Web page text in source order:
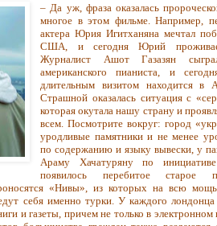
– Да уж, фраза оказалась
многое в этом фильме. Например,
актера Юрия Игитханяна мечтал
США, и сегодня Юрий
Журналист Ашот Газазян
американского пианиста, и
длительным визитом находится в
Страшной оказалась ситуация с
которая окутала нашу страну и
всем. Посмотрите вокруг: город
уродливые памятники и не менее
по содержанию и языку вывески, у
Араму Хачатуряну по
появилось перебитое старое
«Нивы», из которых на всю
себя именно турки. У каждого лондонца
и газеты, причем не только в электронном